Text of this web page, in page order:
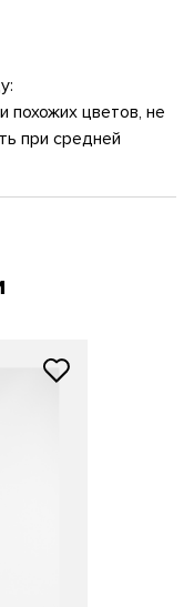
похожих цветов, не
при средней